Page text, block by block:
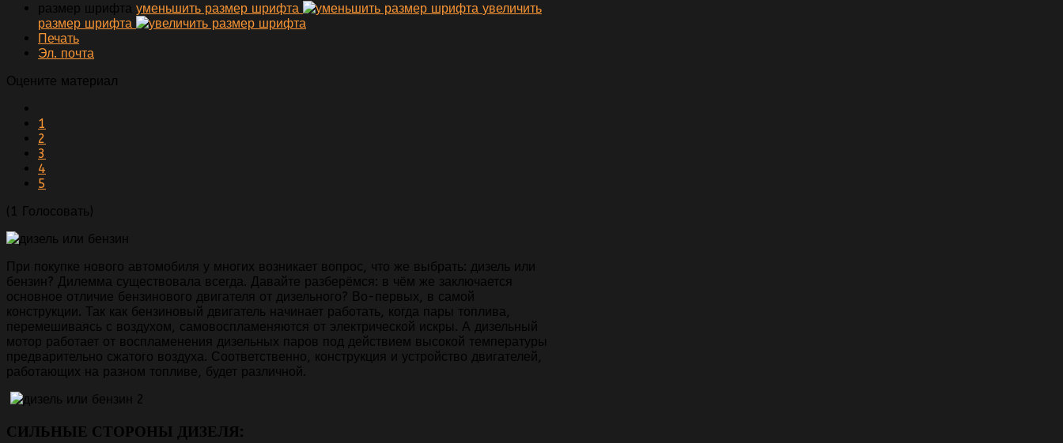
размер шрифта уменьшить размер шрифта
увеличить
размер шрифта
Печать
Эл. почта
Оцените материал
1
2
3
4
5
(1 Голосовать)
При покупке нового автомобиля у многих возникает вопрос, что же выбрать: дизель или
бензин? Дилемма существовала всегда. Давайте разберёмся: в чём же заключается
основное отличие бензинового двигателя от дизельного? Во-первых, в самой
конструкции. Так как бензиновый двигатель начинает работать, когда пары топлива,
перемешиваясь с воздухом, самовоспламеняются от электрической искры. А дизельный
мотор работает от воспламенения дизельных паров под действием высокой температуры
предварительно сжатого воздуха. Соответственно, конструкция и устройство двигателей,
работающих на разном топливе, будет различной.
СИЛЬНЫЕ СТОРОНЫ ДИЗЕЛЯ: